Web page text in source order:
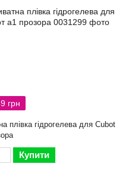
грн
плівка гідрогелева для Cubot
Купити